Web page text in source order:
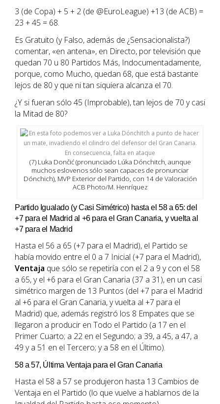
3 (de Copa) + 5 + 2 (de @EuroLeague) +13 (de ACB) =
23 + 45 = 68.
Es Gratuito (y Falso, además de ¿Sensacionalista?)
comentar, «en antena», en Directo, por televisión que
quedan 70 u 80 Partidos Más, Indocumentadamente,
porque, como Mucho, quedan 68, que está bastante
lejos de 80 y que ni tan siquiera alcanza el 70.
¿Y si fueran sólo 45 (Improbable), tan lejos de 70 y casi
la Mitad de 80?
(7) Luka Dončić (pronunciado Lúka Dónchitch, aunque
muchos eslovenos sólo sean capaces de pronunciar
Dónchich), MVP Exterior del Partido, con 14 de Valoración
ACB Photo/M. Henríquez
Partido Igualado (y Casi Simétrico) hasta el 58 a 65: del
+7 para el Madrid al +6 para el Gran Canaria, y vuelta al
+7 para el Madrid
Hasta el 56 a 65 (+7 para el Madrid), el Partido se
había movido entre el 0 a 7 Inicial (+7 para el Madrid),
Ventaja que sólo se repetiría con el 2 a 9 y con el 58
a 65, y el +6 para el Gran Canaria (37 a 31), en un casi
simétrico margen de 13 Puntos (del +7 para el Madrid
al +6 para el Gran Canaria, y vuelta al +7 para el
Madrid) que, además registró los 8 Empates que se
llegaron a producir en Todo el Partido (a 17 en el
Primer Cuarto; a 22 en el Segundo; a 39, a 45, a 47, a
49 y a 51 en el Tercero; y a 58 en el Último).
58 a 57, Última Ventaja para el Gran Canaria
Hasta el 58 a 57 se produjeron hasta 13 Cambios de
Ventaja en el Partido (lo que vuelve a hablarnos de la